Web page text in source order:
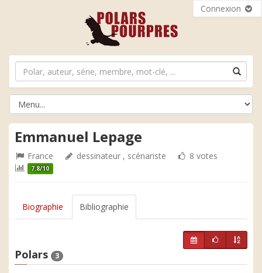
Connexion
Emmanuel Lepage
France dessinateur , scénariste 8 votes
7.8/10
Biographie Bibliographie
Polars 3